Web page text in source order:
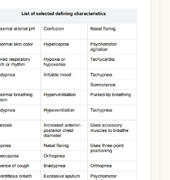
Use Template
Download